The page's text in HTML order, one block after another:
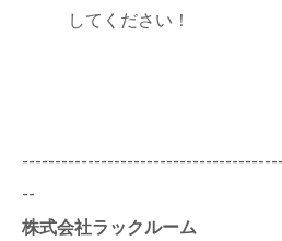
してください！
--
株式会社ラックルーム